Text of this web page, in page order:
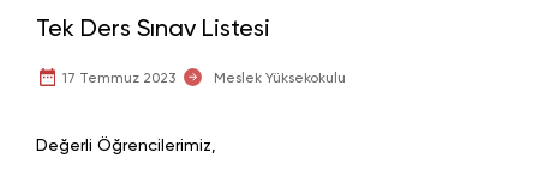
Tek Ders Sınav Listesi
17 Temmuz 2023 Meslek Yüksekokulu
Değerli Öğrencilerimiz,